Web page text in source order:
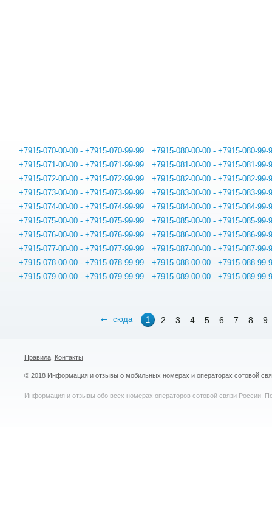
+7915-070-00-00 - +7915-070-99-99
+7915-071-00-00 - +7915-071-99-99
+7915-072-00-00 - +7915-072-99-99
+7915-073-00-00 - +7915-073-99-99
+7915-074-00-00 - +7915-074-99-99
+7915-075-00-00 - +7915-075-99-99
+7915-076-00-00 - +7915-076-99-99
+7915-077-00-00 - +7915-077-99-99
+7915-078-00-00 - +7915-078-99-99
+7915-079-00-00 - +7915-079-99-99
+7915-080-00-00 - +7915-080-99-
+7915-081-00-00 - +7915-081-99-
+7915-082-00-00 - +7915-082-99-
+7915-083-00-00 - +7915-083-99-
+7915-084-00-00 - +7915-084-99-
+7915-085-00-00 - +7915-085-99-
+7915-086-00-00 - +7915-086-99-
+7915-087-00-00 - +7915-087-99-
+7915-088-00-00 - +7915-088-99-
+7915-089-00-00 - +7915-089-99-
сюда 1 2 3 4 5 6 7 8 9
Правила Контакты
© 2018 Информация и отзывы о мобильных номерах и операторах сотовой
Информация и отзывы обо всех номерах операторов сотовой связи России.